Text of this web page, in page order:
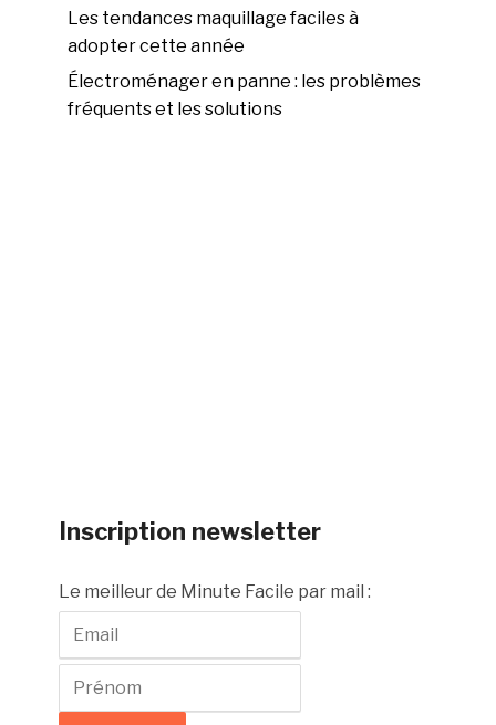
Les tendances maquillage faciles à
adopter cette année
Électroménager en panne : les problèmes
fréquents et les solutions
Inscription newsletter
Le meilleur de Minute Facile par mail :